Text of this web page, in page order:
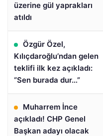
üzerine gül yaprakları
atıldı
Özgür Özel,
Kılıçdaroğlu’ndan gelen
teklifi ilk kez açıkladı:
“Sen burada dur…”
Muharrem İnce
açıkladı! CHP Genel
Başkan adayı olacak